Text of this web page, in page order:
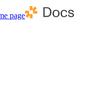
page